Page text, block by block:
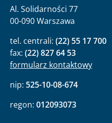
Al. Solidarności 77
00-090 Warszawa
tel. centrali: (22) 55 17 700
fax: (22) 827 64 53
formularz kontaktowy
nip: 525-10-08-674
regon: 012093073